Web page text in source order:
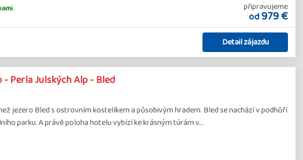
připravujeme
od979 €
Detail zájazdu
Perla Julských Alp - Bled
jezero Bled s ostrovním kostelíkem a působivým hradem. Bled se nachází v podhůří
parku. A právě poloha hotelu vybízí ke krásným túrám v…